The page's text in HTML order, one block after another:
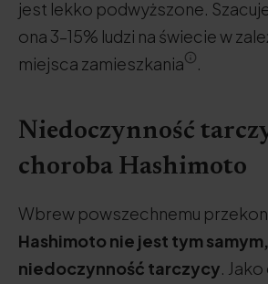
jest lekko podwyższone.
ona 3–15% ludzi na świecie w
miejsca zamieszkania
.
Niedoczynność
choroba Hashimoto
Wbrew powszechnemu
Hashimoto nie jest tym
niedoczynność tarczycy.